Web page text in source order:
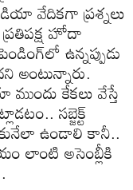
వేదిక‌గా ప్ర‌శ్న‌లు
ప్ర‌తిప‌క్ష హోదా
ఉన్న‌ప్పుడు
అంటున్నారు.
కేక‌లు వేస్తే
స‌బ్జెక్ట్
ఉండాలి కానీ..
లాంటి అసెంబ్లీకి